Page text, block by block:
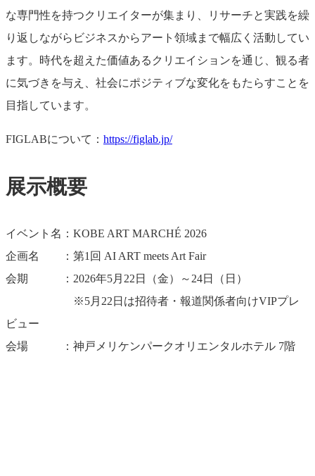
な専門性を持つクリエイターが集まり、リサーチと実践を繰
り返しながらビジネスからアート領域まで幅広く活動してい
ます。時代を超えた価値あるクリエイションを通じ、観る者
に気づきを与え、社会にポジティブな変化をもたらすことを
目指しています。
FIGLABについて： https://figlab.jp/
展示概要
イベント名：KOBE ART MARCHÉ 2026
企画名 ：第1回 AI ART meets Art Fair
会期 ：2026年5月22日（金）～24日（日）
※5月22日は招待者・報道関係者向けVIPプレ
ビュー
会場 ：神戸メリケンパークオリエンタルホテル 7階